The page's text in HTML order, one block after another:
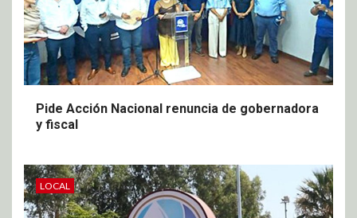
Pide Acción Nacional renuncia de gobernadora
y fiscal
LOCAL